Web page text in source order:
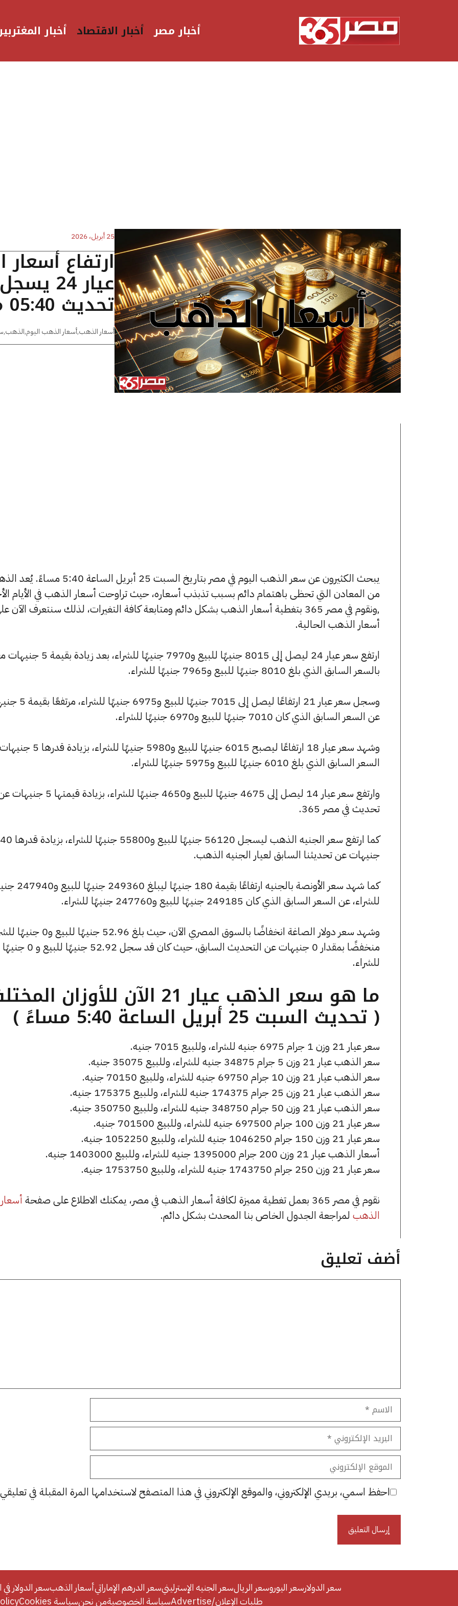
أخبار مصر أخبار الاقتصاد أخبار
25 أبريل، 2026
ارتفاع
تحديث 05:40 مساءًا
أسعار الذهب,أسعار الذهب اليوم,الذهب,
يبحث الكثيرون عن سعر الذهب اليوم في مصر بتاريخ السبت 25 أبريل الساعة
من المعادن التي تحظى باهتمام دائم بسبب تذبذب أسعاره، حيث تراوحت أسعار الذهب في الأيام
,ونقوم في مصر 365 بتغطية أسعار الذهب بشكل دائم ومتابعة كافة التغيرات، لذلك سنتعرف الآن
أسعار الذهب الحالية.
ارتفع سعر عيار 24 ليصل إلى 8015 جنيهًا للبيع و7970 جنيهًا
بالسعر السابق الذي بلغ 8010 جنيهًا للبيع و7965 جنيهًا للشراء.
وسجل سعر عيار 21 ارتفاعًا ليصل إلى 7015
عن السعر السابق الذي كان 7010 جنيهًا للبيع و6970 جنيهًا للشراء.
وشهد سعر عيار 18 ارتفاعًا ليصبح 6015 جنيهًا للبيع و5980
السعر السابق الذي بلغ 6010 جنيهًا للبيع و5975 جنيهًا للشراء.
وارتفع سعر عيار 14 ليصل إلى 4675 جنيهًا للبيع و4650 جنيهًا
تحديث في مصر 365.
كما ارتفع سعر الجنيه الذهب ليسجل 56120 جنيهًا للبيع و55800 جنيهًا للشراء، بزيادة قدرها 40
جنيهات عن تحديثنا السابق لعيار الجنيه الذهب.
كما شهد سعر الأونصة بالجنيه ارتفاعًا بقيمة 180
للشراء، عن السعر السابق الذي كان 249185 جنيهًا للبيع و247760 جنيهًا للشراء.
وشهد سعر دولار الصاغة انخفاضًا بالسوق المصري الآن، حيث بلغ 52.96
منخفضًا بمقدار 0 جنيهات عن التحديث السابق، حيث كان قد سجل 52.92 جنيهًا للبيع و 0 جنيهًا
للشراء.
ما هو سعر الذهب عيار 21 الآن للأوزان
( تحديث السبت 25 أبريل الساعة 5:40 مساءً )
سعر عيار 21 وزن 1 جرام 6975 جنيه للشراء، وللبيع 7015 جنيه.
سعر الذهب عيار 21 وزن 5 جرام 34875 جنيه للشراء، وللبيع 35075 جنيه.
سعر الذهب عيار 21 وزن 10 جرام 69750 جنيه للشراء، وللبيع 70150 جنيه.
سعر الذهب عيار 21 وزن 25 جرام 174375 جنيه للشراء، وللبيع 175375 جنيه.
سعر الذهب عيار 21 وزن 50 جرام 348750 جنيه للشراء، وللبيع 350750 جنيه.
سعر عيار 21 وزن 100 جرام 697500 جنيه للشراء، وللبيع 701500 جنيه.
سعر عيار 21 وزن 150 جرام 1046250 جنيه للشراء، وللبيع 1052250 جنيه.
أسعار الذهب عيار 21 وزن 200 جرام 1395000 جنيه للشراء، وللبيع 1403000 جنيه.
سعر عيار 21 وزن 250 جرام 1743750 جنيه للشراء، وللبيع 1753750 جنيه.
نقوم في مصر 365 بعمل تغطية مميزة لكافة أسعار الذهب في مصر، يمكنك الاطلاع على صفحة
أسعار
الذهب لمراجعة الجدول الخاص بنا المحدث بشكل دائم.
أضف تعليق
الاسم
البريد
الإلكتروني
الموقع
الإلكتروني
احفظ اسمي، بريدي الإلكتروني، والموقع الإلكتروني في هذا المتصفح لاستخدامها المرة المقبلة في
سعر الدولارسعر اليوروسعر الريالسعر الجنيه الإسترلينيسعر الدرهم الإماراتيأسعار الذهبسعر الدولار في
طلبات الإعلان/Advertise
سياسة الخصوصيةمن نحنسياسة Cookies